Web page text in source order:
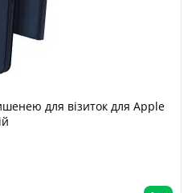
для візиток для Apple